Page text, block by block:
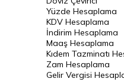
Japon Yeni Kuru
Serbest Piyasa Döviz Kurları
Merkez Bankası Döviz Kurları
Yüzde Hesaplama
KDV Hesaplama
İndirim Hesaplama
Maaş Hesaplama
Kıdem Tazminatı
Zam Hesaplama
Gelir Vergisi